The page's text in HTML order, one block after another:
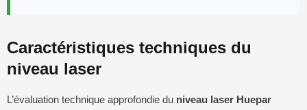
Caractéristiques techniques du
niveau laser
L’évaluation technique approfondie du niveau laser Huepar